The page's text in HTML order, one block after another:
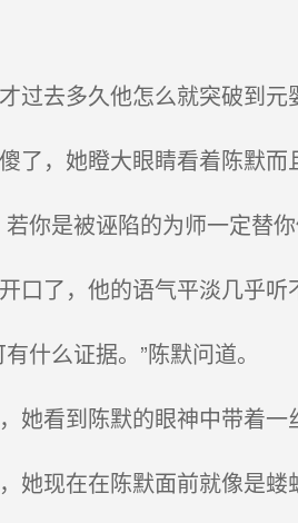
去多久他怎么就突破到元
，她瞪大眼睛看着陈默而
你是被诬陷的为师一定替你
了，他的语气平淡几乎听
什么证据。”陈默问道。
看到陈默的眼神中带着一
现在在陈默面前就像是蝼